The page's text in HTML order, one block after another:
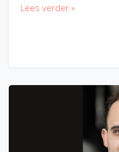
Lees verder »